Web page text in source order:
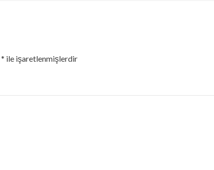
* ile işaretlenmişlerdir